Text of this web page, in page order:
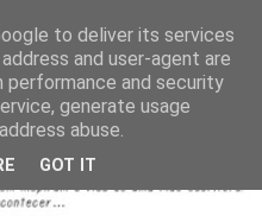
to deliver its services
and user-agent are
performance and security
generate usage
abuse.
GOT IT